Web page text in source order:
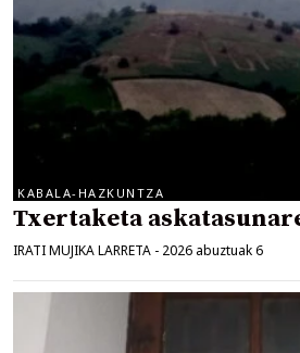
KABALA-HAZKUNTZA
Txertaketa
IRATI MUJIKA LARRETA - 2026 abuztuak 6